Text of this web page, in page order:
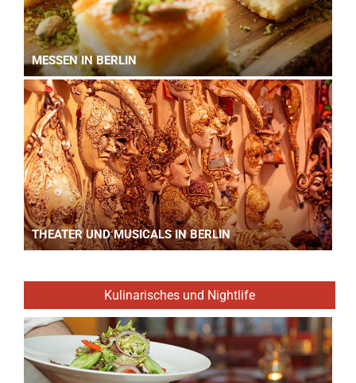
MESSEN IN BERLIN
THEATER UND MUSICALS IN BERLIN
Kulinarisches und Nightlife